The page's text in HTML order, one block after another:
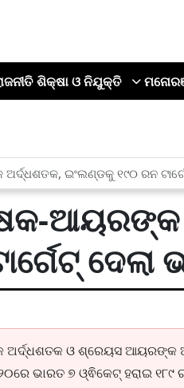
ଶିକ୍ଷା ଓ ନିଯୁକ୍ତି
ଇଂଲଣ୍ଡକୁ ୧୯୦ ରନ
ଆୟରଙ୍କ
ଦେଲା
ଅର୍ଦ୍ଧଶତକ ଓ ଶ୍ରେୟସ ଆୟରଙ୍କ
ଭାରତ ୭ ଓ୍ଵିକେଟ୍ ହରାଇ ୧୮୯